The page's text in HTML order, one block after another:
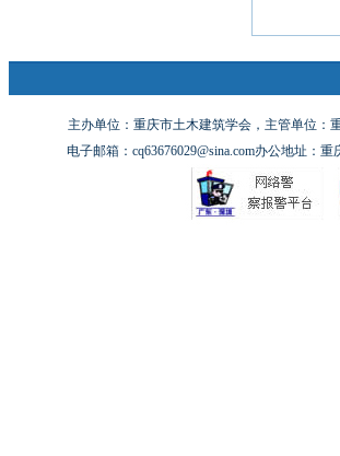
主办单位：重庆市土木建筑学会，主管单位：
电子邮箱：cq63676029@sina.com办公地址：